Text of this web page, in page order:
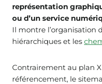
représentation
ou d’un service
Il montre l’organisation
hiérarchiques et les
Contrairement au plan
référencement, le